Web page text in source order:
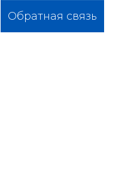
Обратная связь